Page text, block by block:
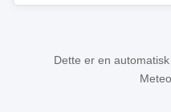
Dette er en